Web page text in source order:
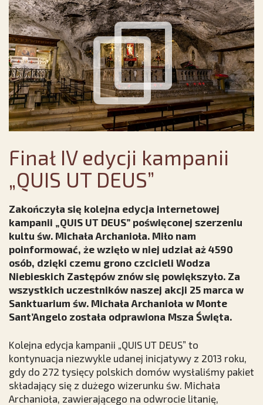
Finał IV edycji kampanii
„QUIS UT DEUS”
Zakończyła się kolejna edycja internetowej
kampanii „QUIS UT DEUS” poświęconej szerzeniu
kultu św. Michała Archanioła. Miło nam
poinformować, że wzięło w niej udział aż 4590
osób, dzięki czemu grono czcicieli Wodza
Niebieskich Zastępów znów się powiększyło. Za
wszystkich uczestników naszej akcji 25 marca w
Sanktuarium św. Michała Archanioła w Monte
Sant’Angelo została odprawiona Msza Święta.
Kolejna edycja kampanii „QUIS UT DEUS” to
kontynuacja niezwykle udanej inicjatywy z 2013 roku,
gdy do 272 tysięcy polskich domów wysłaliśmy pakiet
składający się z dużego wizerunku św. Michała
Archanioła, zawierającego na odwrocie litanię,